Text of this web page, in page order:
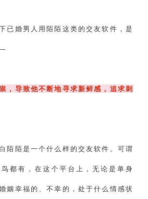
已婚男人用陌陌这类的交友软件，是
，导致他不断地寻求新鲜感，追求刺
陌陌是一个什么样的交友软件。可谓
都有，在这个平台上，无论是单身
姻幸福的、不幸的，处于什么情感状